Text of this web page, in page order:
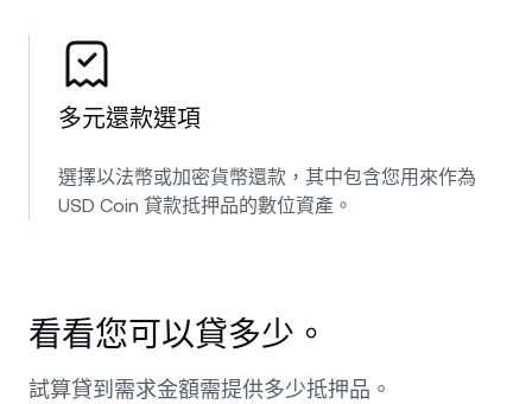
多元還款選項
選擇以法幣或加密貨幣還款，其中包含您用來作為
USD Coin 貸款抵押品的數位資產。
看看您可以貸多少。
試算貸到需求金額需提供多少抵押品。